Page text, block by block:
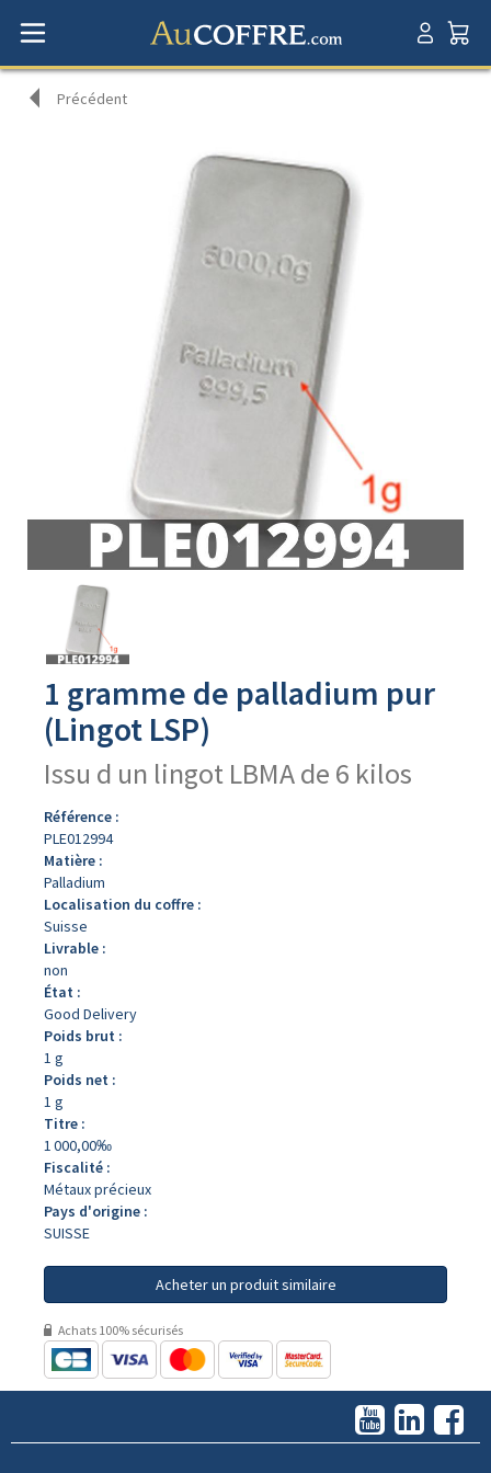
Précédent
produit
1 gramme de palladium pur
(Lingot LSP)
Issu d un lingot LBMA de 6 kilos
Référence :
PLE012994
Matière :
Palladium
Localisation du coffre :
Suisse
Livrable :
non
État :
Good Delivery
Poids brut :
1 g
Poids net :
1 g
Titre :
1 000,00‰
Fiscalité :
Métaux précieux
Pays d'origine :
SUISSE
Acheter un produit similaire
Achats 100% sécurisés